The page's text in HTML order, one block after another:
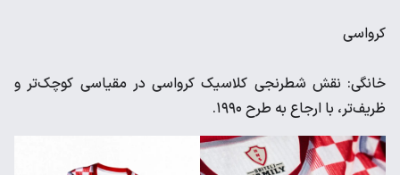
کرواسی
خانگی: نقش شطرنجی کلاسیک کرواسی در مقیاسی کوچک‌تر و
ظریف‌تر، با ارجاع به طرح ۱۹۹۰.